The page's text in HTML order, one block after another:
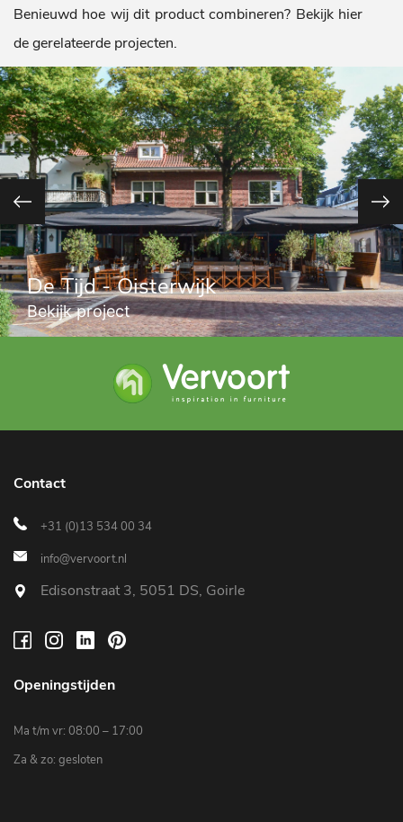
Benieuwd hoe wij dit product combineren? Bekijk hier
de gerelateerde projecten.
De Tijd - Oisterwijk
Bekijk project
Contact
+31 (0)13 534 00 34
info@vervoort.nl
Edisonstraat 3, 5051 DS, Goirle
Openingstijden
Ma t/m vr: 08:00 – 17:00
Za & zo: gesloten